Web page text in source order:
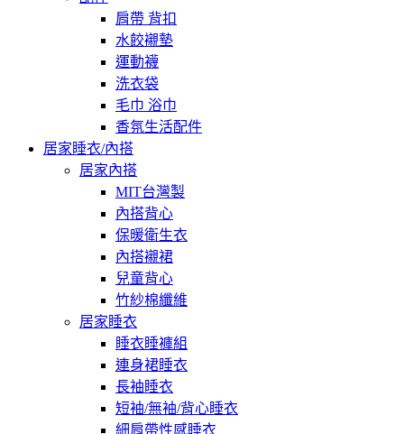
肩帶 背扣
水餃襯墊
運動襪
洗衣袋
毛巾 浴巾
香氛生活配件
居家睡衣/內搭
居家內搭
MIT台灣製
內搭背心
保暖衛生衣
內搭襯裙
兒童背心
竹紗棉纖維
居家睡衣
睡衣睡褲組
連身裙睡衣
長袖睡衣
短袖/無袖/背心睡衣
細肩帶性感睡衣